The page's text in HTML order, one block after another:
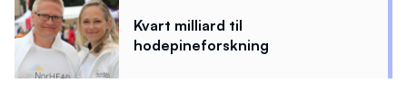
Kvart milliard til
hodepineforskning